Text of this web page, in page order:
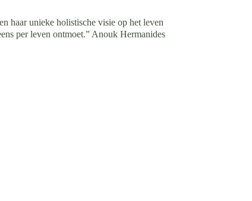
haar unieke holistische visie op het leven
per leven ontmoet.” Anouk Hermanides